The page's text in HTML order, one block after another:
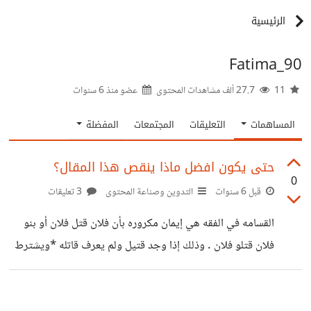
الرئيسية
Fatima_90
عضو منذ6 سنوات
المساهمات التعليقات المجتمعات المفضلة
0
حتى يكون افضل ماذا ينقص هذا المقال؟
قبل 6 سنوات التدوين وصناعة المحتوى
القسامه في الفقه هي إيمان مكروره بأن فلان قتل فلان أو بنو
فلان قتلو فلان . وذلك إذا وجد قتيل ولم يعرف قاتله *ويشترط
لصحة القسامه وجود اللوث الظاهر واللوث هو العداوه الظاهر